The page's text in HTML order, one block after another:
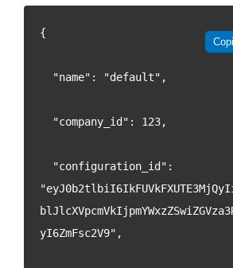
{
  "name": "default",
  "company_id": 123,
yI6ZmFsc2V9",